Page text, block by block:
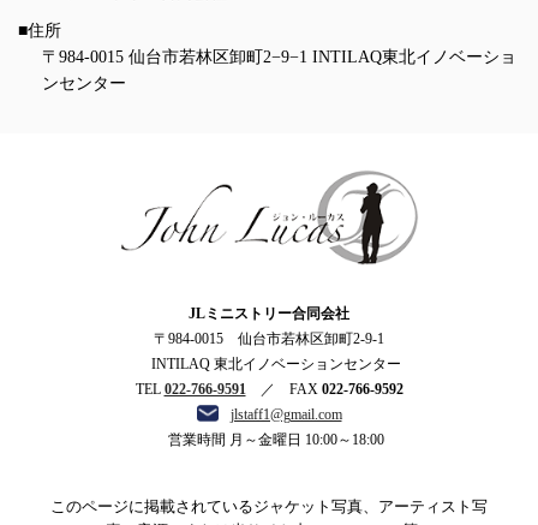
■住所
〒984-0015 仙台市若林区卸町2−9−1 INTILAQ東北イノベーショ
ンセンター
JLミニストリー合同会社
〒984-0015 仙台市若林区卸町2-9-1
INTILAQ 東北イノベーションセンター
TEL 022-766-9591／ FAX 022-766-9592
jlstaff1@gmail.com
営業時間 月～金曜日 10:00～18:00
このページに掲載されているジャケット写真、アーティスト写